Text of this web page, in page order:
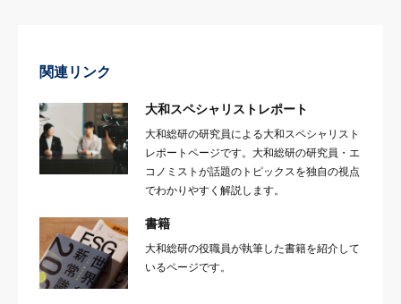
関連リンク
大和スペシャリストレポート
大和総研の研究員による大和スペシャリスト
レポートページです。大和総研の研究員・エ
コノミストが話題のトピックスを独自の視点
でわかりやすく解説します。
書籍
大和総研の役職員が執筆した書籍を紹介して
いるページです。